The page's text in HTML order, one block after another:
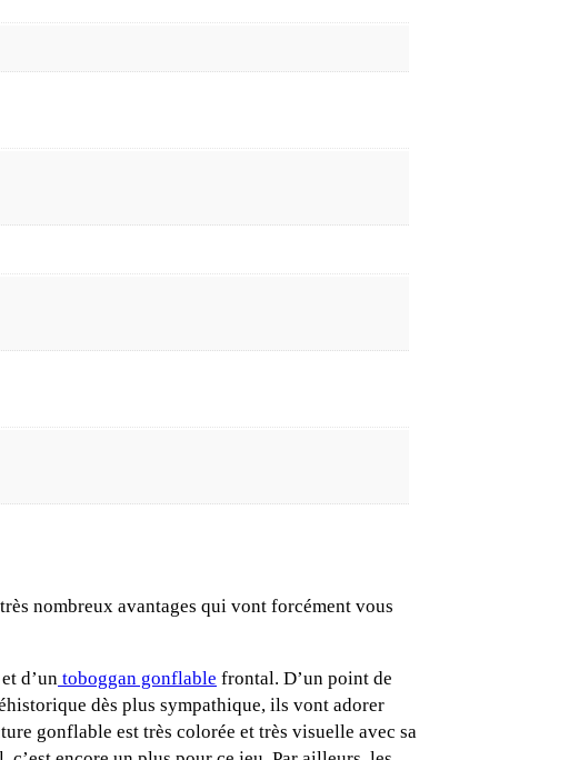
nombreux avantages qui vont forcément vous
d’un toboggan gonflable frontal. D’un point de
dès plus sympathique, ils vont adorer
gonflable est très colorée et très visuelle avec sa